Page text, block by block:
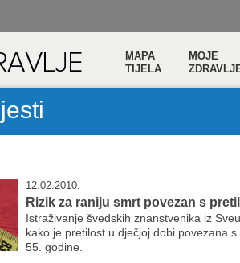
MAPA
TIJELA
MOJE
12.02.2010.
Rizik za raniju smrt povezan s
Istraživanje švedskih znanstvenika iz
kako je pretilost u dječjoj dobi povezana
55. godine.